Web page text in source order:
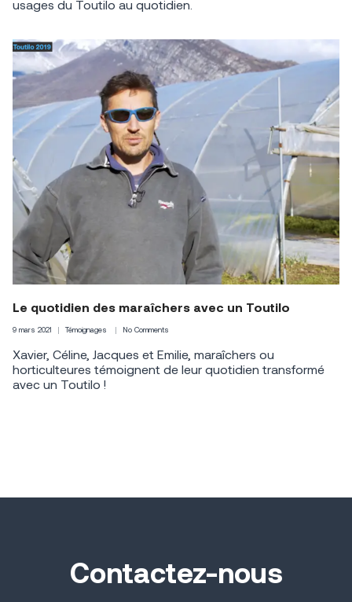
usages du Toutilo au quotidien.
Le quotidien des maraîchers avec un Toutilo
9 mars 2021 Témoignages No Comments
Xavier, Céline, Jacques et Emilie, maraîchers ou
horticulteures témoignent de leur quotidien transformé
avec un Toutilo !
Contactez-nous